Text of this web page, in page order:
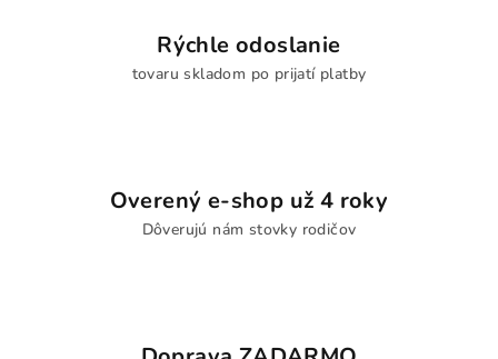
Rýchle odoslanie
tovaru skladom po prijatí platby
Overený e-shop už 4 roky
Dôverujú nám stovky rodičov